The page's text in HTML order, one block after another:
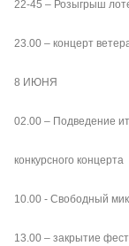
22-45 – Розыгрыш
23.00 – концерт
8 ИЮНЯ
02.00 – Подведение
конкурсного концерта
10.00 - Свободный
13.00 – закрытие